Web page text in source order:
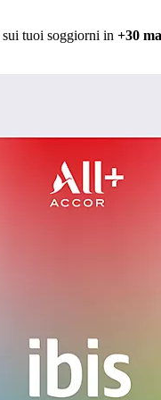
sui tuoi soggiorni in +30